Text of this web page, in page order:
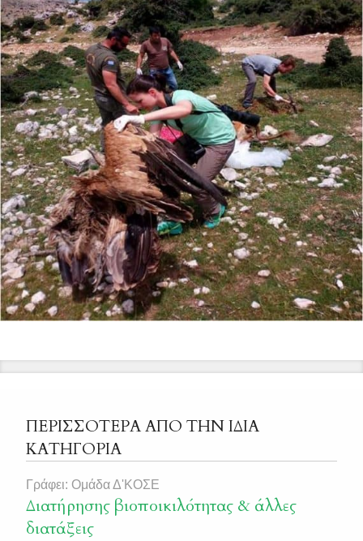
ΠΕΡΙΣΣΟΤΕΡΑ ΑΠΟ ΤΗΝ ΙΔΙΑ
ΚΑΤΗΓΟΡΙΑ
Γράφει: Ομάδα Δ'ΚΟΣΕ
Διατήρησης βιοποικιλότητας & άλλες
διατάξεις